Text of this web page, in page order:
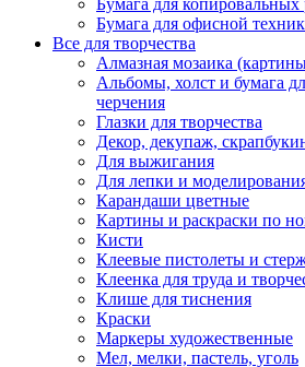
Бумага для копировальных
Бумага для офисной
Все для творчества
Алмазная мозаика
Альбомы, холст и бумага
черчения
Глазки для творчества
Декор, декупаж,
Для выжигания
Для лепки и
Карандаши цветные
Картины и раскраски по
Кисти
Клеевые пистолеты и
Клеенка для труда и
Клише для тиснения
Краски
Маркеры художественные
Мел, мелки, пастель, уголь